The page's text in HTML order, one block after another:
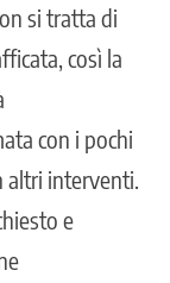
si tratta di
così la
con i pochi
interventi.
e